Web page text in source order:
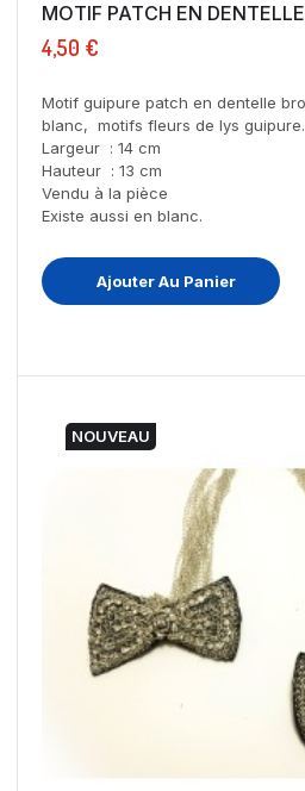
MOTIF PATCH EN
4,50 €
Motif guipure patch en dentelle
blanc, motifs fleurs de lys guipure.
Largeur : 14 cm
Hauteur : 13 cm
Vendu à la pièce
Existe aussi en blanc.
Ajouter Au Panier
NOUVEAU